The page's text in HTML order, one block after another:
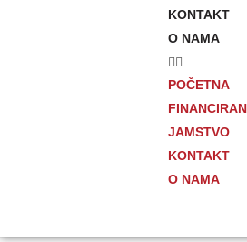
KONTAKT
O NAMA
POČETNA
JAMSTVO
KONTAKT
O NAMA